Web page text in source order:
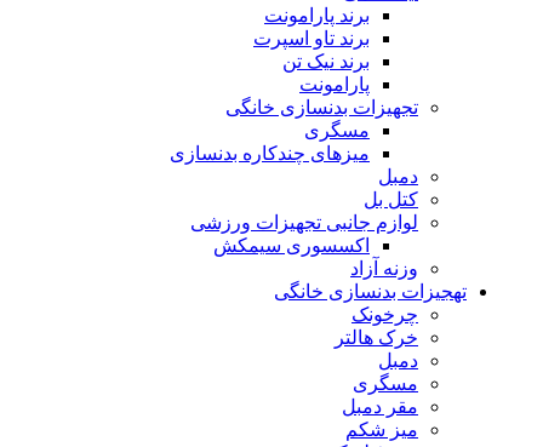
برند پارامونت
برند تاو اسپرت
برند نیک تن
پارامونت
تجهیزات بدنسازی خانگی
مسگری
میزهای چندکاره بدنسازی
دمبل
کتل بل
لوازم جانبی تجهیزات ورزشی
اکسسوری سیمکش
وزنه آزاد
تهجیزات بدنسازی خانگی
چرخونک
خرک هالتر
دمبل
مسگری
مقر دمبل
میز شکم